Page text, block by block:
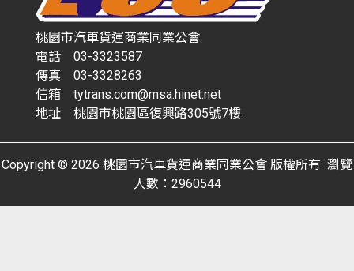
桃園市汽車貨運商業同業公會
電話 03-3323587
傳真 03-3328263
信箱 tytrans.com@msa.hinet.net
地址 桃園市桃園區復興路305號7樓
Copyright © 2026 桃園市汽車貨運商業同業公會 版權所有 瀏覽
人數：2960544